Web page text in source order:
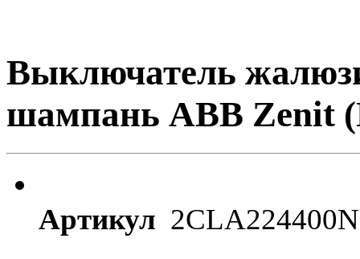
Выключатель
шампань ABB Zenit
Артикул